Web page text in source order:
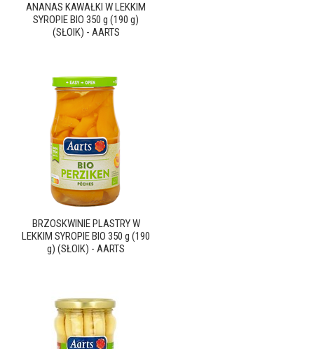
ANANAS KAWAŁKI W LEKKIM
SYROPIE BIO 350 g (190 g)
(SŁOIK) - AARTS
BRZOSKWINIE PLASTRY W
LEKKIM SYROPIE BIO 350 g (190
g) (SŁOIK) - AARTS